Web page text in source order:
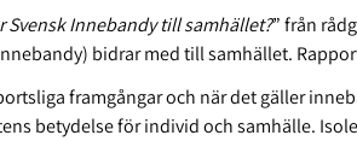
Svensk Innebandy till samhället?” från
bidrar med till samhället.
framgångar och när det gäller
betydelse för individ och samhälle.